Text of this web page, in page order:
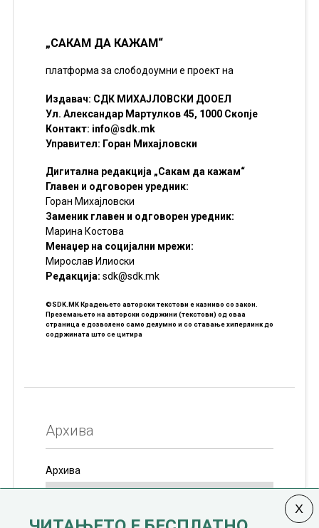
„САКАМ ДА КАЖАМ“
платформа за слободоумни е проект на
Издавач: СДК МИХАЈЛОВСКИ ДООЕЛ
Ул. Александар Мартулков 45, 1000 Скопје
Контакт: info@sdk.mk
Управител: Горан Михајловски
Дигитална редакција „Сакам да кажам“
Главен и одговорен уредник:
Горан Михајловски
Заменик главен и одговорен уредник:
Марина Костова
Менаџер на социјални мрежи:
Мирослав Илиоски
Редакцијa: sdk@sdk.mk
©SDK.MK Крадењето авторски текстови е казниво со закон.
Преземањето на авторски содржини (текстови) од оваа
страница е дозволено само делумно и со ставање хиперлинк до
содржината што се цитира
Архива
Архива